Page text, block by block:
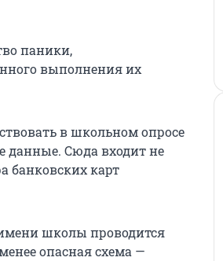
паники,
выполнения их
в школьном опросе
данные. Сюда входит не
банковских карт
школы проводится
опасная схема —